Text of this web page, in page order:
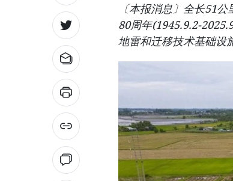
〔本报消息〕全长51
80周年(1945.9.2-
地雷和迁移技术基础设